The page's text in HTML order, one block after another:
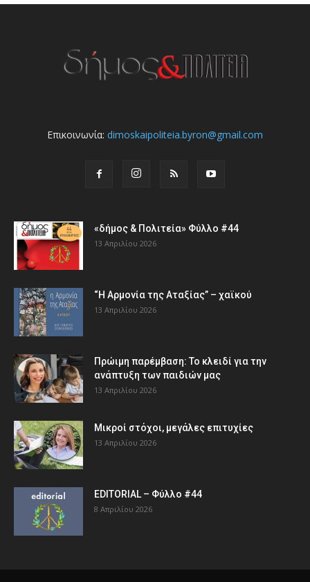
Επικοινωνία: dimoskaipoliteia.byron@gmail.com
«δήμος & Πολιτεία» Φύλλο #44
13 Απριλίου 2026
“Η Αρμονία της Αταξίας” – χαϊκού
13 Απριλίου 2026
Πρώιμη παρέμβαση: Το κλειδί για την
ανάπτυξη των παιδιών µας
13 Απριλίου 2026
Μικροί στόχοι, μεγάλες επιτυχίες
13 Απριλίου 2026
EDITORIAL – Φύλλο #44
8 Απριλίου 2026